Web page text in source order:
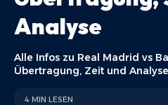
Analyse
Alle Infos zu Real Madrid vs
Übertragung, Zeit und
4 MIN LESEN